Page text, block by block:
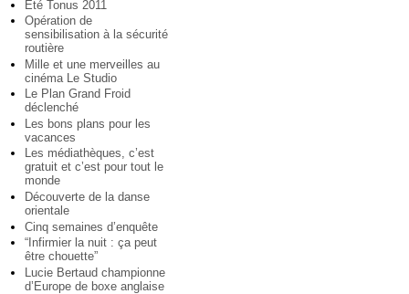
Été Tonus 2011
Opération de
sensibilisation à la sécurité
routière
Mille et une merveilles au
cinéma Le Studio
Le Plan Grand Froid
déclenché
Les bons plans pour les
vacances
Les médiathèques, c’est
gratuit et c’est pour tout le
monde
Découverte de la danse
orientale
Cinq semaines d’enquête
“Infirmier la nuit : ça peut
être chouette”
Lucie Bertaud championne
d’Europe de boxe anglaise